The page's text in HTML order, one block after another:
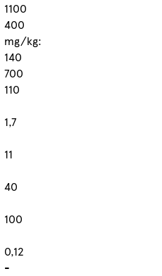
1100
400
mg/kg:
140
700
110
1,7
11
40
100
0,12
-